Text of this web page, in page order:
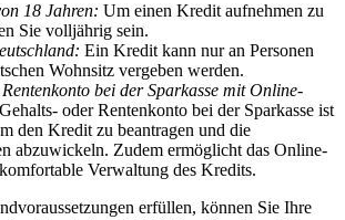
18 Jahren: Um einen Kredit aufnehmen zu
Sie volljährig sein.
Ein Kredit kann nur an Personen
Wohnsitz vergeben werden.
bei der Sparkasse mit Online-
oder Rentenkonto bei der Sparkasse ist
den Kredit zu beantragen und die
abzuwickeln. Zudem ermöglicht das Online-
Verwaltung des Kredits.
erfüllen, können Sie Ihre